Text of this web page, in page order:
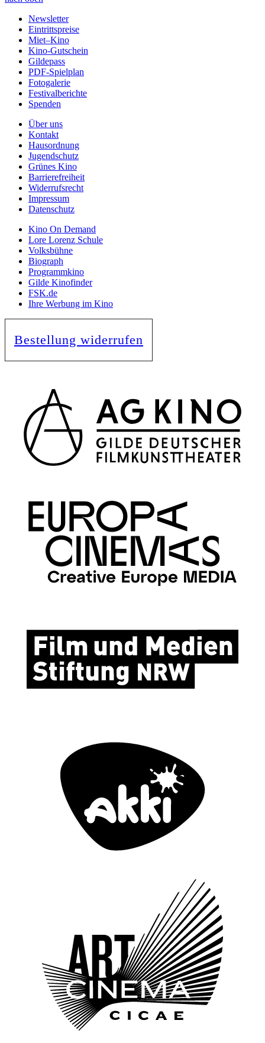
Newsletter
Eintrittspreise
Miet–Kino
Kino-Gutschein
Gildepass
PDF-Spielplan
Fotogalerie
Festivalberichte
Spenden
Über uns
Kontakt
Hausordnung
Jugendschutz
Grünes Kino
Barrierefreiheit
Widerrufsrecht
Impressum
Datenschutz
Kino On Demand
Lore Lorenz Schule
Volksbühne
Biograph
Programmkino
Gilde Kinofinder
FSK.de
Ihre Werbung im Kino
Bestellung widerrufen